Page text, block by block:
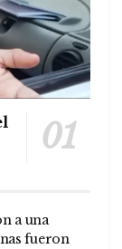
a una
fueron